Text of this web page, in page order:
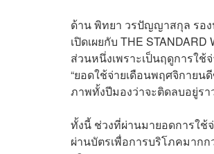
ด้าน พิทยา วรปัญญาสกุล รอง
เปิดเผยกับ THE
ส่วนหนึ่งเพราะเป็นฤดูการใ
“ยอดใช้จ่ายเดือนพฤศจิกายน
ภาพทั้งปีมองว่าจะติดลบอยู่รา
ทั้งนี้ ช่วงที่ผ่านมายอดการใช้
ผ่านบัตรเพื่อการบริโภคมาก